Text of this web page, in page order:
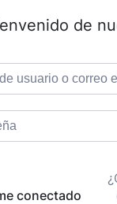
de
conectado